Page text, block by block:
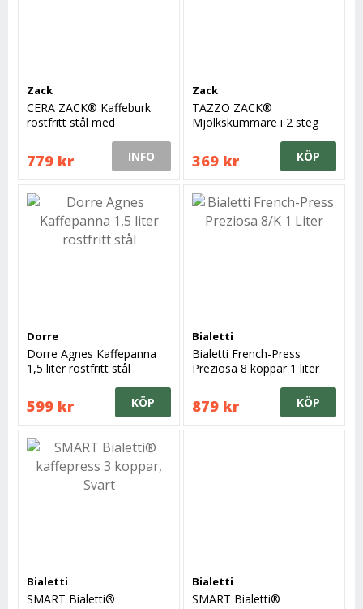
Zack
CERA ZACK® Kaffeburk
rostfritt stål med
779 kr INFO
Zack
TAZZO ZACK®
Mjölkskummare i 2 steg
369 kr KÖP
Dorre
Dorre Agnes Kaffepanna
1,5 liter rostfritt stål
599 kr KÖP
Bialetti
Bialetti French-Press
Preziosa 8 koppar 1 liter
879 kr KÖP
Bialetti
SMART Bialetti®
Bialetti
SMART Bialetti®